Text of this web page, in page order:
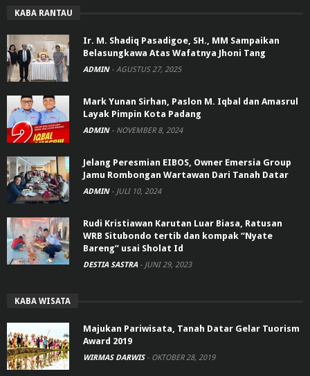
KABA RANTAU
Ir. M. Shadiq Pasadigoe, SH., MM Sampaikan
Belasungkawa Atas Wafatnya Jhoni Tang
ADMIN - AGUSTUS 27, 2025
Mark Yunan Sirhan, Paslon M. Iqbal dan Amasrul
Layak Pimpin Kota Padang
ADMIN - NOVEMBER 8, 2024
Jelang Peresmian EIBOS, Owner Emersia Group
Jamu Rombongan Wartawan Dari Tanah Datar
ADMIN - JULI 10, 2024
Rudi Kristiawan Karutan Luar Biasa, Ratusan
WRB Situbondo tertib dan kompak “Nyate
Bareng” usai Sholat Id
DESTIA SASTRA - JUNI 29, 2023
KABA WISATA
Majukan Pariwisata, Tanah Datar Gelar Tuorism
Award 2019
WIRMAS DARWIS - OKTOBER 28, 2019